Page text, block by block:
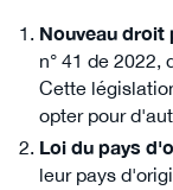
Nouveau droit
n° 41 de
Cette
opter pour
Loi du pays
leur pays